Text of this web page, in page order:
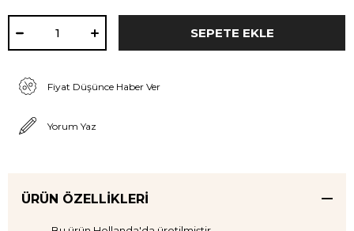
Fiyat Düşünce Haber Ver
Yorum Yaz
ÜRÜN ÖZELLIKLERI